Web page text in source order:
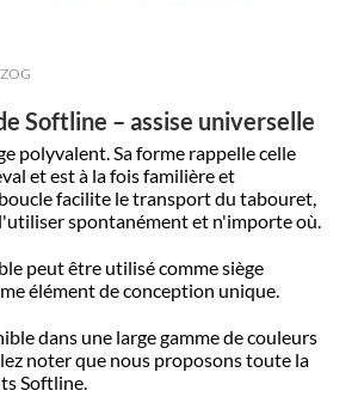
Softline – assise universelle
polyvalent. Sa forme rappelle celle
et est à la fois familière et
facilite le transport du tabouret,
spontanément et n'importe où.
peut être utilisé comme siège
élément de conception unique.
dans une large gamme de couleurs
noter que nous proposons toute la
Softline.